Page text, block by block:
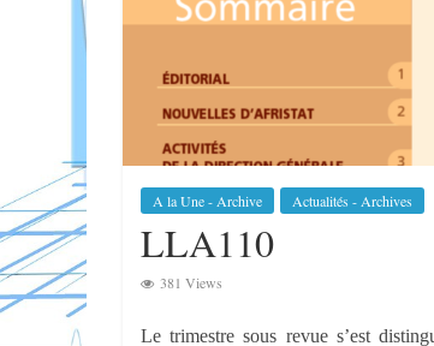
A la Une - Archive Actualités - Archives
LLA110
381 Views
Le trimestre sous revue s’est